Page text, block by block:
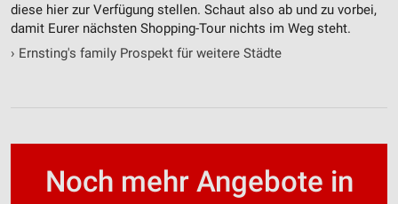
diese hier zur Verfügung stellen. Schaut also ab und zu vorbei,
damit Eurer nächsten Shopping-Tour nichts im Weg steht.
› Ernsting's family Prospekt für weitere Städte
Noch mehr Angebote in